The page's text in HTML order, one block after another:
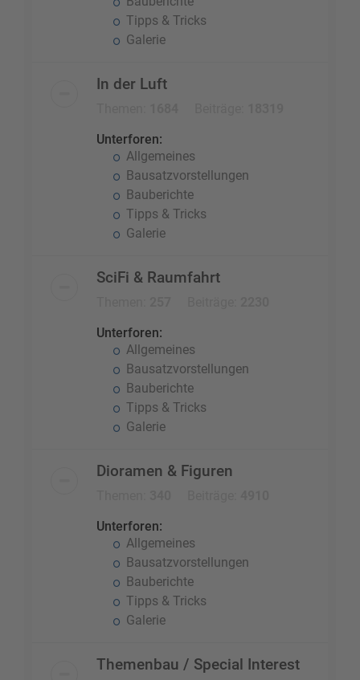
Tipps & Tricks
Galerie
In der Luft
Unterforen:
Allgemeines
Bausatzvorstellungen
Bauberichte
Tipps & Tricks
Galerie
SciFi & Raumfahrt
Unterforen:
Allgemeines
Bausatzvorstellungen
Bauberichte
Tipps & Tricks
Galerie
Dioramen & Figuren
Unterforen:
Allgemeines
Bausatzvorstellungen
Bauberichte
Tipps & Tricks
Galerie
Themenbau / Special Interest